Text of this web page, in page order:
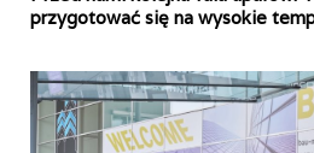
przygotować się na wysokie